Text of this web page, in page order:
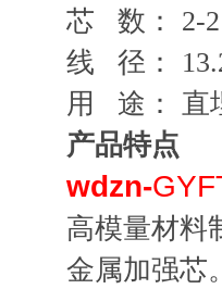
芯 数： 2-
线 径：
用 途： 直
产品特点
wdzn-
高模量材料
金属加强芯